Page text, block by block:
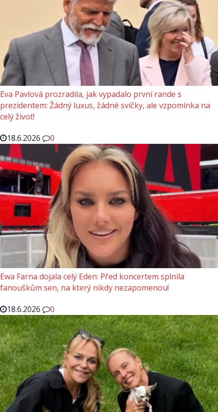
Eva Pavlová prozradila, jak vypadalo první rande s
prezidentem: Žádný luxus, žádné svíčky, ale vzpomínka na
celý život!
18.6.2026
0
Ewa Farna dojala celý Eden: Před koncertem splnila
fanouškům sen, na který nikdy nezapomenou!
18.6.2026
0